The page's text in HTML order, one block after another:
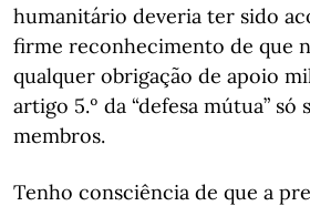
humanitário deveria ter sido
firme reconhecimento de que
qualquer obrigação de apoio
artigo 5.º da “defesa mútua” só
membros.
Tenho consciência de que a